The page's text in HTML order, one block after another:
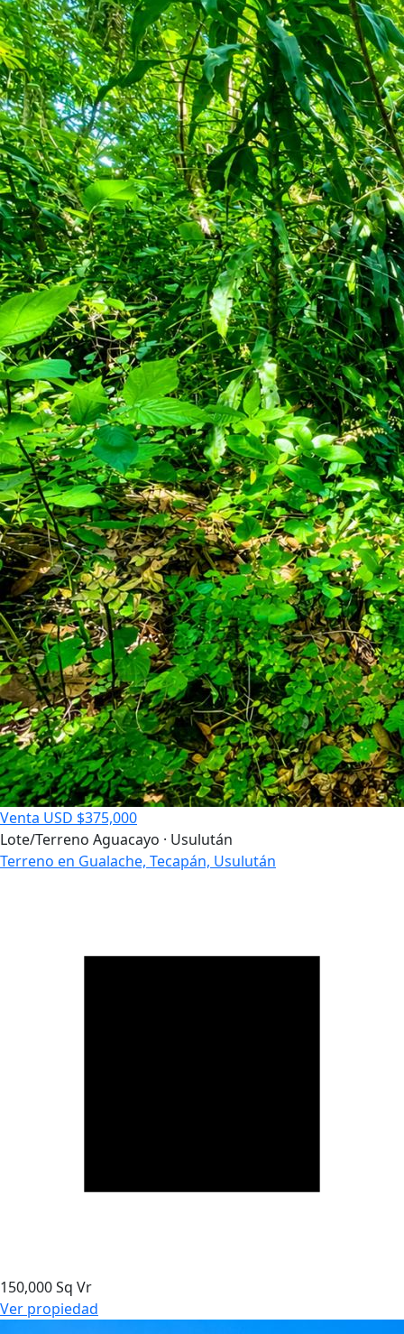
Venta USD $375,000
Lote/Terreno Aguacayo · Usulután
Terreno en Gualache, Tecapán, Usulután
150,000 Sq Vr
Ver propiedad